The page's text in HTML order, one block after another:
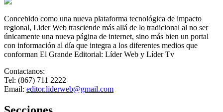
Concebido como una nueva plataforma tecnológica de impacto
regional, Lider Web trasciende más allá de lo tradicional al no ser
únicamente una nueva página de internet, sino más bien un portal
con información al día que integra a los diferentes medios que
conforman El Grande Editorial: Líder Web y Líder Tv
Contactanos:
Tel: (867) 711 2222
Email: editor.liderweb@gmail.com